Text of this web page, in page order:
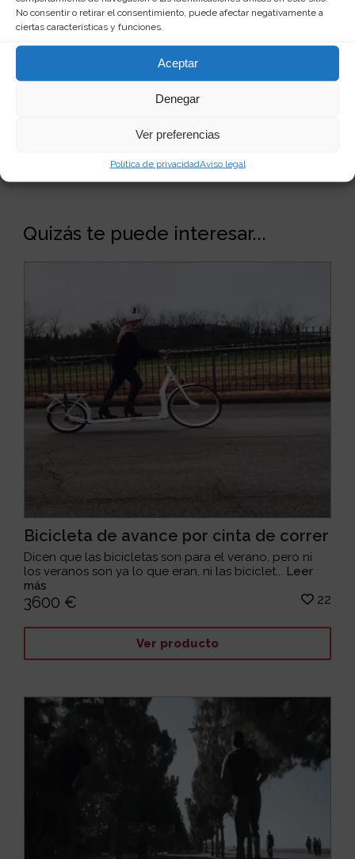
No consentir o retirar el consentimiento, puede afectar negativamente a
ciertas características y funciones.
Aceptar
Denegar
Ver preferencias
Política de privacidadAviso legal
Quizás te puede interesar...
Bicicleta de avance por cinta de correr
Dicen que las bicicletas son para el verano, pero ni
los veranos son ya lo que eran, ni las biciclet... Leer
más
3600 € 22
Ver producto